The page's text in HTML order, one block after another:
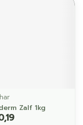
Zalf 1kg